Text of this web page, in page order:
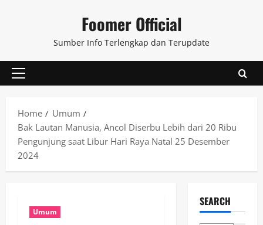
Foomer Official
Sumber Info Terlengkap dan Terupdate
Primary
Home
Umum
Bak Lautan Manusia, Ancol Diserbu Lebih dari 20 Ribu
Pengunjung saat Libur Hari Raya Natal 25 Desember
2024
Umum
SEARCH